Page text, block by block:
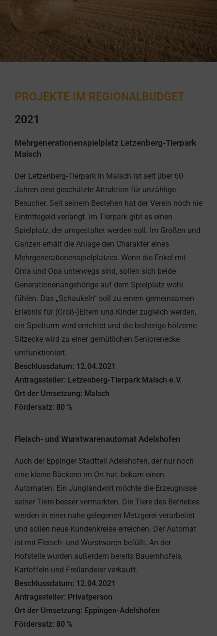
PROJEKTE IM REGIONALBUDGET
2021
Mehrgenerationenspielplatz Letzenberg-Tierpark
Malsch
Der Letzenberg-Tierpark in Malsch ist seit über 60
Jahren eine geschätzte Attraktion für unzählige
Besucher. Seit seinem Bestehen hat der Verein noch nie
Eintrittsgeld verlangt. Im Tierpark gibt es einen
Spielplatz, der umgestaltet werden soll. Im Großen und
Ganzen erhält die Anlage den Charakter eines
Mehrgenerationenspielplatzes. Wenn die Enkel mit
Oma und Opa unterwegs sind, sollen sich beide
Generationenangehörige auf dem Spielplatz wohl
fühlen. Das „Schaukeln“ soll zu einem gemeinsamen
Erlebnis für (Groß-)Eltern und Kinder zugleich werden,
ein Spielturm wird errichtet und die bisherige hölzerne
Sitzecke wird zu einer gemütlichen Seniorenecke
umfunktioniert.
Beschlussdatum: 12.04.2021
Antragssteller: Letzenberg-Tierpark Malsch e.V.
Ort der Umsetzung: Malsch
Fördersatz: 80 %
Fleisch- und Wurstwarenautomat Adelshofen
Auch der Eppinger Stadtteil Adelshofen, der nur noch
eine kleine Bäckerei im Ort hat, bekam einen
Automaten. Ein Junglandwirt möchte die Erzeugnisse
seiner Tiere besser vermarkten. Die Tiere des Betriebes
werden in einer nahe gelegenen Metzgerei verarbeitet
und sollen neue Kundenkreise erreichen. Der Automat
ist mit Fleisch- und Wurstwaren befüllt. An der
Hofstelle wurden außerdem bereits Bauernhofeis,
Kartoffeln und Freilandeier verkauft.
Beschlussdatum: 12.04.2021
Antragssteller: Privatperson
Ort der Umsetzung: Eppingen-Adelshofen
Fördersatz: 80 %